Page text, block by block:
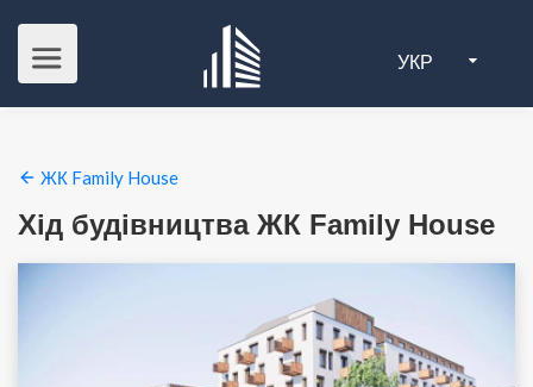
УКР
ЖК Family House
Хід будівництва ЖК Family House